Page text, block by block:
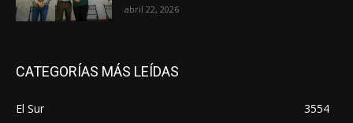
abril 22, 2026
CATEGORÍAS MÁS LEÍDAS
El Sur
3554